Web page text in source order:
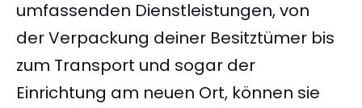
umfassenden Dienstleistungen, von
der Verpackung deiner Besitztümer bis
zum Transport und sogar der
Einrichtung am neuen Ort, können sie